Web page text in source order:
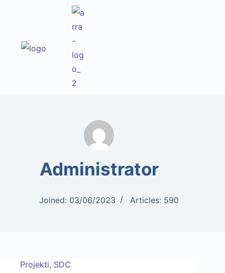
Administrator
Joined: 03/06/2023 Articles: 590
Projekti, SDC